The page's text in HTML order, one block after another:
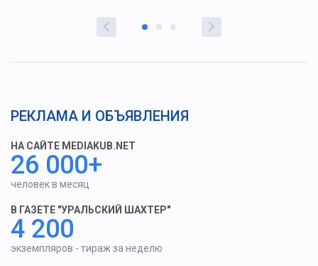
РЕКЛАМА И ОБЪЯВЛЕНИЯ
НА САЙТЕ MEDIAKUB.NET
26 000+
человек в месяц
В ГАЗЕТЕ "УРАЛЬСКИЙ ШАХТЕР"
4 200
экземпляров - тираж за неделю